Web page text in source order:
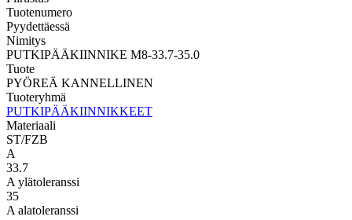
Tuotenumero
Pyydettäessä
Nimitys
PUTKIPÄÄKIINNIKE M8-33.7-35.0
Tuote
PYÖREÄ KANNELLINEN
Tuoteryhmä
PUTKIPÄÄKIINNIKKEET
Materiaali
ST/FZB
A
33.7
A ylätoleranssi
35
A alatoleranssi